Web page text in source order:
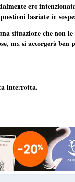
ero
lasciate in
situazione che non
ma si accorgerà ben
interrotta.